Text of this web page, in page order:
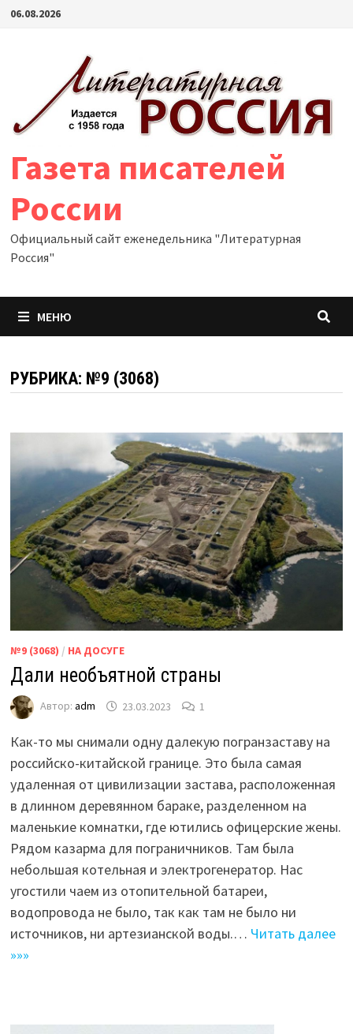
Перейти
06.08.2026
Газета писателей
России
Официальный сайт еженедельника "Литературная
Россия"
МЕНЮ
РУБРИКА: №9 (3068)
№9 (3068) / НА ДОСУГЕ
Дали необъятной страны
Автор: adm 23.03.2023 1
Как-то мы снимали одну далекую погранзаставу на
российско-китайской границе. Это была самая
удаленная от цивилизации застава, расположенная
в длинном деревянном бараке, разделенном на
маленькие комнатки, где ютились офицерские жены.
Рядом казарма для пограничников. Там была
небольшая котельная и электрогенератор. Нас
угостили чаем из отопительной батареи,
водопровода не было, так как там не было ни
источников, ни артезианской воды.… Читать далее
»»»